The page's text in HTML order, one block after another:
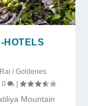
HOTELS
/ Goldenes
0 |
Mountain